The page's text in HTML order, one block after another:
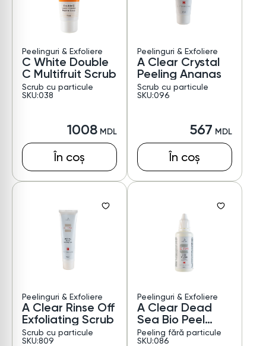
Peelinguri & Exfoliere
C White Double
C Multifruit Scrub
Scrub cu particule
SKU:038
1008
În coș
Peelinguri & Exfoliere
A Clear Crystal
Peeling Ananas
Scrub cu particule
SKU:096
567
În coș
Peelinguri & Exfoliere
A Clear Rinse Off
Exfoliating Scrub
Scrub cu particule
SKU:809
Peelinguri & Exfoliere
A Clear Dead
Sea Bio Peel
Salvital
Peeling fără particule
SKU:086